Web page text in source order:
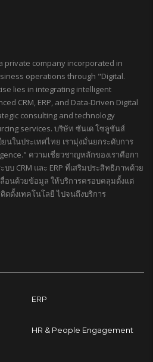
private company incorporated in
operations through "Digital.
lies in integrating intelligent
CRM, ERP, and Data-Driven Digital
consulting and technology
services. บริษัท ซันเด โซลูชันส์
นในประเทศไทย เรามุ่งมั่นยกระดับการ
ความเชี่ยวชาญหลักของเราคือกา
บ CRM และ ERP ที่เสริมประสิทธิภาพด้วย
อนด้วยข้อมูล ให้บริการครอบคลุมตั้งแต่
ดตั้งเทคโนโลยี ไปจนถึงบริการ
ERP
HR & People Engagement